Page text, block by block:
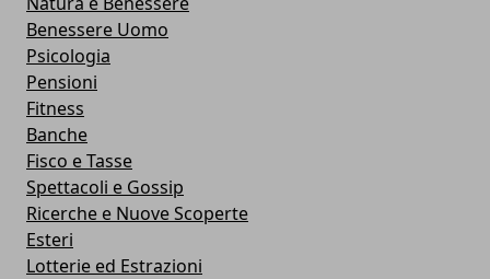
Benessere Uomo
Psicologia
Pensioni
Fitness
Banche
Fisco e Tasse
Spettacoli e Gossip
Ricerche e Nuove Scoperte
Esteri
Lotterie ed Estrazioni